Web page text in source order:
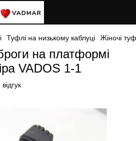
Туфлі на низькому каблуці Жіночі
на платформі
VADOS 1-1